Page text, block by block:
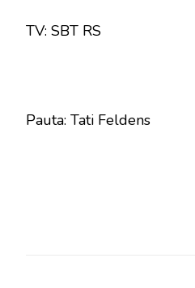
TV: SBT RS
Pauta: Tati Feldens